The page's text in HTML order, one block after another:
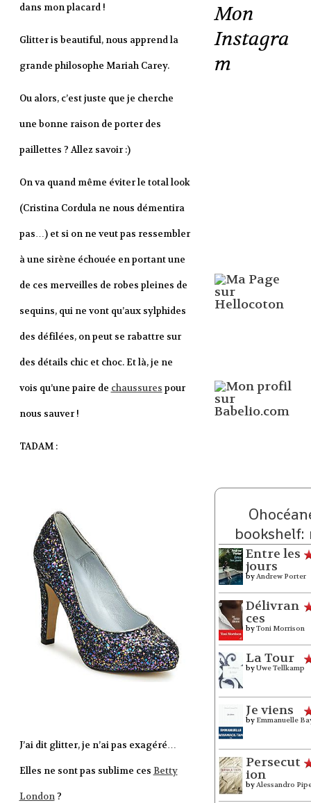
dans mon placard !
Glitter is beautiful, nous apprend la
grande philosophe Mariah Carey.
Ou alors, c’est juste que je cherche
une bonne raison de porter des
paillettes ? Allez savoir :)
On va quand même éviter le total look
(Cristina Cordula ne nous démentira
pas…) et si on ne veut pas ressembler
à une sirène échouée en portant une
de ces merveilles de robes pleines de
sequins, qui ne vont qu’aux sylphides
des défilées, on peut se rabattre sur
des détails chic et choc. Et là, je ne
vois qu’une paire de chaussures pour
nous sauver !
TADAM :
J’ai dit glitter, je n’ai pas exagéré…
Elles ne sont pas sublime ces Betty
London?
Mon
Instagra
m
bookshelf:
Entre les
jours
byAndrew Porter
Délivran
ces
byToni Morrison
La Tour
byUwe Tellkamp
Je viens
by Emmanuelle
Persecut
ion
byAlessandro